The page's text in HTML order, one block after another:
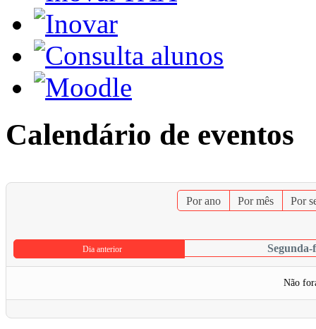
Calendário de eventos
Por ano Por mês Por
Dia anterior
Não